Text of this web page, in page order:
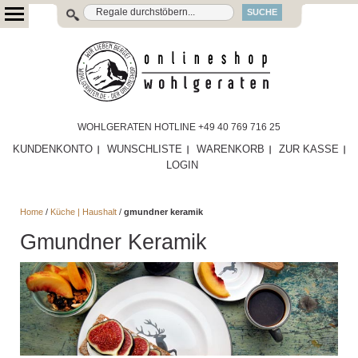
SUCHE
WOHLGERATEN HOTLINE +49 40 769 716 25
KUNDENKONTO WUNSCHLISTE WARENKORB
ZUR KASSE
LOGIN
Home / Küche | Haushalt / gmundner keramik
Gmundner Keramik